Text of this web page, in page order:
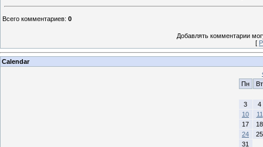
Всего комментариев: 0
Добавлять комментарии
[
Calendar
Пн
Вт
3
4
10
11
17
18
24
25
31